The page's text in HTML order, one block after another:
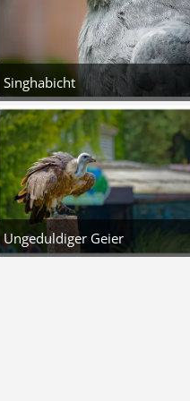
Singhabicht
5. August 2026 um 16:35
5
Ungeduldiger Geier